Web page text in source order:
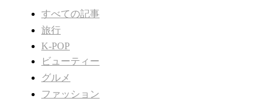
すべての記事
旅行
K-POP
ビューティー
グルメ
ファッション